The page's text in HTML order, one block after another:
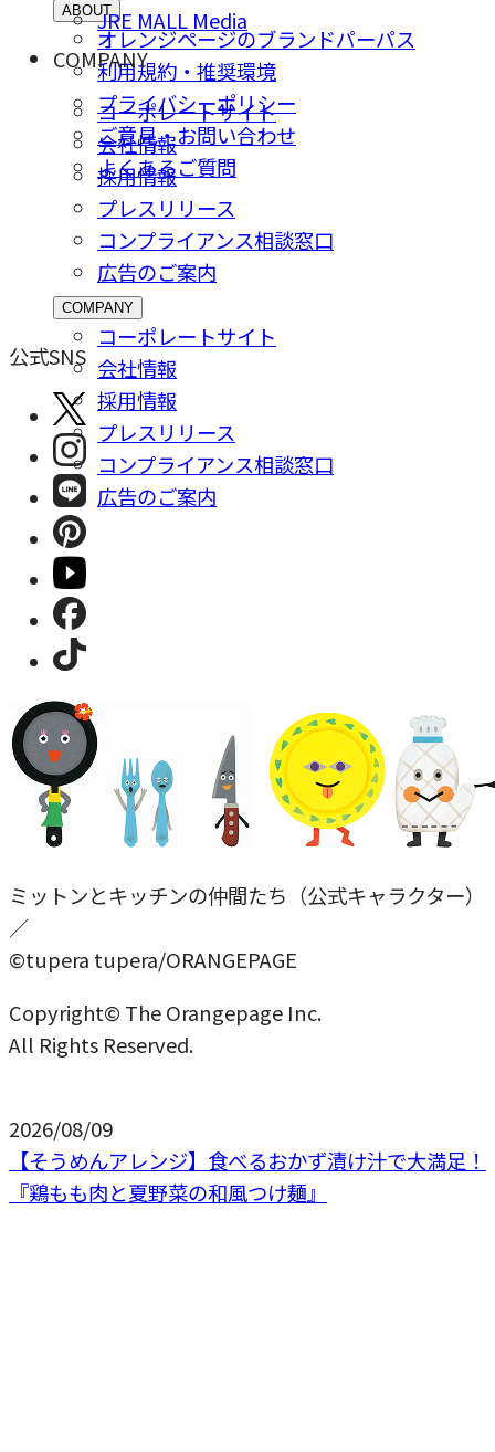
JRE MALL Media
ABOUT
オレンジページのブランドパーパス
利用規約・推奨環境
プライバシーポリシー
ご意⾒・お問い合わせ
よくあるご質問
COMPANY
コーポレートサイト
会社情報
採⽤情報
プレスリリース
コンプライアンス相談窓⼝
広告のご案内
COMPANY
コーポレートサイト
会社情報
採⽤情報
プレスリリース
コンプライアンス相談窓⼝
広告のご案内
公式SNS
ミットンとキッチンの仲間たち（公式キャラクター）
／
©tupera tupera/ORANGEPAGE
Copyright© The Orangepage Inc.
All Rights Reserved.
2026/08/09
【そうめんアレンジ】食べるおかず漬け汁で大満足！
『鶏もも肉と夏野菜の和風つけ麺』